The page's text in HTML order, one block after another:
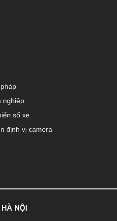
nghiệp
số xe
định vị camera
NỘI